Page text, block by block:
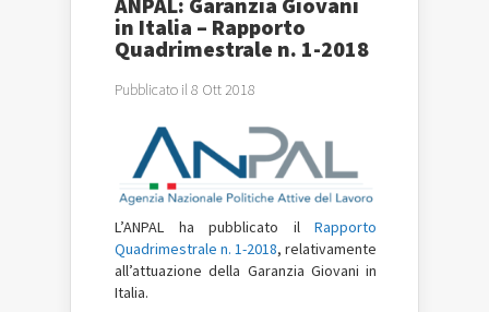
in Italia – Rapporto
Quadrimestrale n. 1-2018
Pubblicato il 8 Ott 2018
L’ANPAL ha pubblicato il Rapporto
Quadrimestrale n. 1-2018, relativamente
all’attuazione della Garanzia Giovani in
Italia.